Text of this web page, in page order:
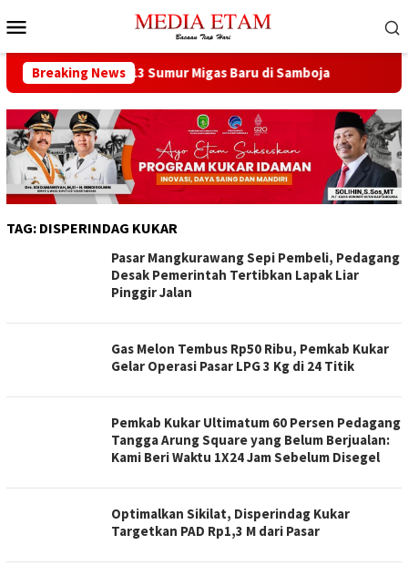
ke
Mobile
Breaking News
Buka 13 Sumur Migas Baru di Samboja
TAG: DISPERINDAG KUKAR
Pasar Mangkurawang Sepi Pembeli, Pedagang
Desak Pemerintah Tertibkan Lapak Liar
Pinggir Jalan
Gas Melon Tembus Rp50 Ribu, Pemkab Kukar
Gelar Operasi Pasar LPG 3 Kg di 24 Titik
Pemkab Kukar Ultimatum 60 Persen Pedagang
Tangga Arung Square yang Belum Berjualan:
Kami Beri Waktu 1X24 Jam Sebelum Disegel
Optimalkan Sikilat, Disperindag Kukar
Targetkan PAD Rp1,3 M dari Pasar